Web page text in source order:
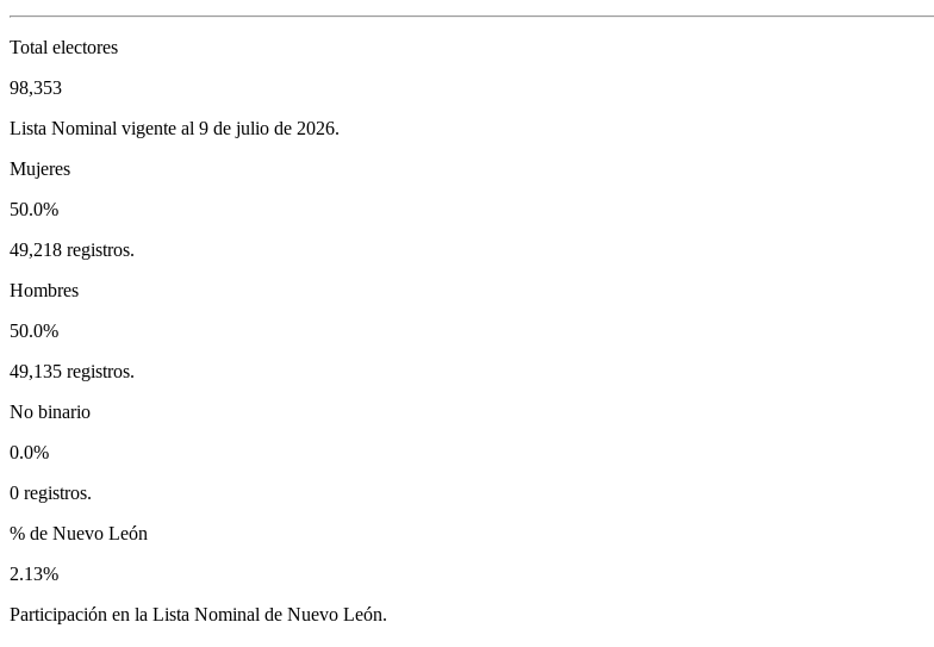
Total electores
98,353
Lista Nominal vigente al 9 de julio de 2026.
Mujeres
50.0%
49,218 registros.
Hombres
50.0%
49,135 registros.
No binario
0.0%
0 registros.
% de Nuevo León
2.13%
Participación en la Lista Nominal de Nuevo León.